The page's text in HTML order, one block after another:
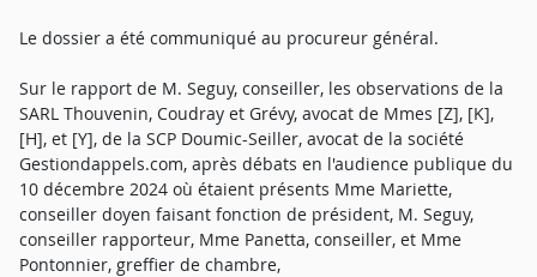
Le dossier a été communiqué au procureur général.
Sur le rapport de M. Seguy, conseiller, les observations de la
SARL Thouvenin, Coudray et Grévy, avocat de Mmes [Z], [K],
[H], et [Y], de la SCP Doumic-Seiller, avocat de la société
Gestiondappels.com, après débats en l'audience publique du
10 décembre 2024 où étaient présents Mme Mariette,
conseiller doyen faisant fonction de président, M. Seguy,
conseiller rapporteur, Mme Panetta, conseiller, et Mme
Pontonnier, greffier de chambre,